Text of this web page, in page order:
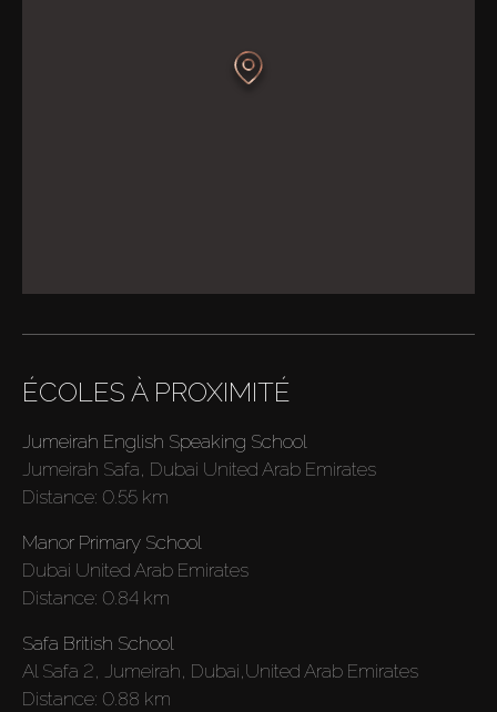
ÉCOLES À PROXIMITÉ
Jumeirah English Speaking School
Jumeirah Safa, Dubai United Arab Emirates
Distance: 0.55 km
Manor Primary School
Dubai United Arab Emirates
Distance: 0.84 km
Safa British School
Al Safa 2, Jumeirah, Dubai,United Arab Emirates
Distance: 0.88 km